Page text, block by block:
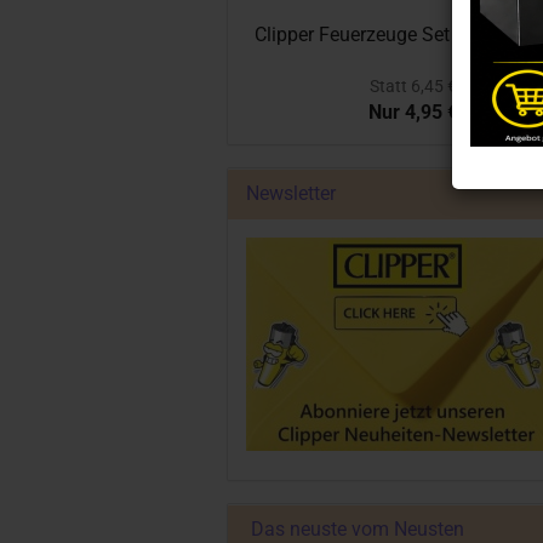
Clipper Feuerzeuge Set Pink
Statt 6,45 €
Nur 4,95 €
Newsletter
Das neuste vom Neusten